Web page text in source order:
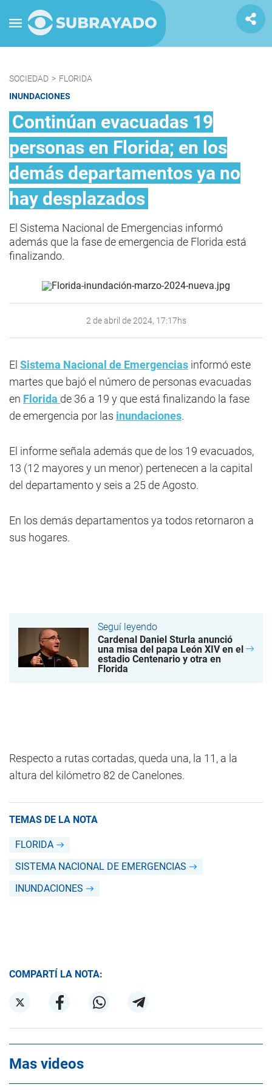
SOCIEDAD > FLORIDA
INUNDACIONES
Continúan evacuadas 19
personas en Florida; en los
demás departamentos ya no
hay desplazados
El Sistema Nacional de Emergencias informó
además que la fase de emergencia de Florida está
finalizando.
2 de abril de 2024, 17:17hs
El Sistema Nacional de Emergencias informó este
martes que bajó el número de personas evacuadas
en Florida de 36 a 19 y que está finalizando la fase
de emergencia por las inundaciones.
El informe señala además que de los 19 evacuados,
13 (12 mayores y un menor) pertenecen a la capital
del departamento y seis a 25 de Agosto.
En los demás departamentos ya todos retornaron a
sus hogares.
Seguí leyendo
Cardenal Daniel Sturla anunció
una misa del papa León XIV en el
estadio Centenario y otra en
Florida
Respecto a rutas cortadas, queda una, la 11, a la
altura del kilómetro 82 de Canelones.
TEMAS DE LA NOTA
FLORIDA
SISTEMA NACIONAL DE EMERGENCIAS
INUNDACIONES
COMPARTÍ LA NOTA:
Mas videos